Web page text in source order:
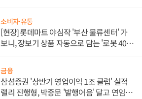
소비자·유통
[현장] 롯데마트 야심작 '부산 물류센터' 가
보니, 장보기 상품 자동으로 담는 '로봇 400
금융
삼섬증권 '상반기 영업이익 1조 클럽' 실적
랠리 진행형, 박종문 '발행어음' 달고 연임 향